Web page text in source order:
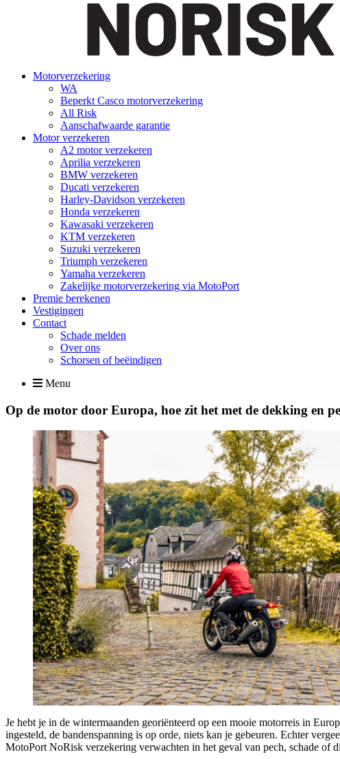
Motorverzekering
WA
Beperkt Casco motorverzekering
All Risk
Aanschafwaarde garantie
Motor verzekeren
A2 motor verzekeren
Aprilia verzekeren
BMW verzekeren
Ducati verzekeren
Harley-Davidson verzekeren
Honda verzekeren
Kawasaki verzekeren
KTM verzekeren
Suzuki verzekeren
Triumph verzekeren
Yamaha verzekeren
Zakelijke motorverzekering via MotoPort
Premie berekenen
Vestigingen
Contact
Schade melden
Over ons
Schorsen of beëindigen
Menu
Op de motor door Europa, hoe zit het met de dekking en
Je hebt je in de wintermaanden georiënteerd op een mooie motorreis in
ingesteld, de bandenspanning is op orde, niets kan je gebeuren. Echter
MotoPort NoRisk verzekering verwachten in het geval van pech, schade of